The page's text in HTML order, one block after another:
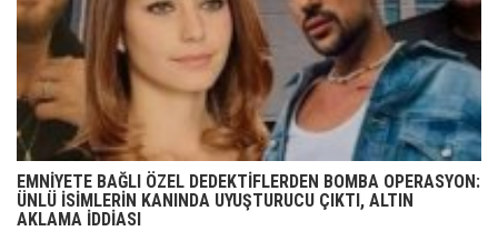
EMNİYETE BAĞLI ÖZEL DEDEKTİFLERDEN BOMBA OPERASYON:
ÜNLÜ İSİMLERİN KANINDA UYUŞTURUCU ÇIKTI, ALTIN
AKLAMA İDDİASI